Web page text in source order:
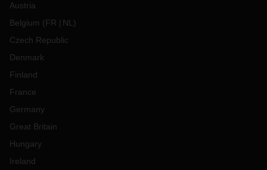
Austria
Belgium (FR NL )
Czech Republic
Denmark
Finland
France
Germany
Great Britain
Hungary
Ireland